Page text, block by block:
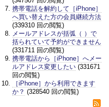
携帯電話を解約して［iPhone］
へ買い替えた方の会員継続方法
(339310 回の閲覧)
メールアドレスが括弧（ ）で
括られていて予約ができません
(331711 回の閲覧)
携帯電話から［iPhone］へメー
ルアドレス変更したい (331671
回の閲覧)
［iPhone］から利用できます
か？ (328540 回の閲覧)